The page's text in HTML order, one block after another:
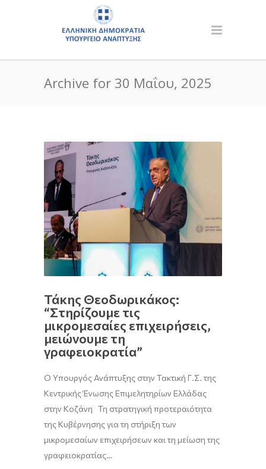
Archive for 30 Μαΐου, 2025
Τάκης Θεοδωρικάκος:
“Στηρίζουμε τις
μικρομεσαίες επιχειρήσεις,
μειώνουμε τη
γραφειοκρατία”
Ο Υπουργός Ανάπτυξης στην Τακτική Γ.Σ. της
Κεντρικής Ένωσης Επιμελητηρίων Ελλάδας
στην Κοζάνη Τη στρατηγική προτεραιότητα
της Κυβέρνησης για τη στήριξη των
μικρομεσαίων επιχειρήσεων και τη μείωση της
γραφειοκρατίας…